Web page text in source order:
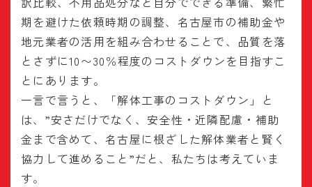
期を避けた依頼時期の調整、名古屋市の補助金や
地元業者の活用を組み合わせることで、品質を落
とさずに10〜30％程度のコストダウンを目指すこ
とにあります。
一言で言うと、「解体工事のコストダウン」と
は、”安さだけでなく、安全性・近隣配慮・補助
金まで含めて、名古屋に根ざした解体業者と賢く
協力して進めること”だと、私たちは考えていま
す。